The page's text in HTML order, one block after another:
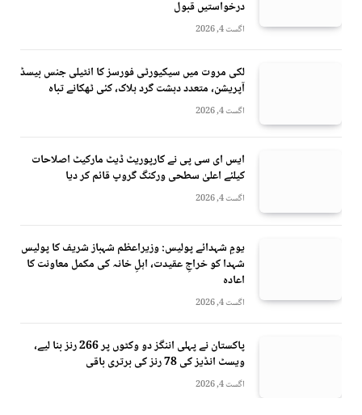
درخواستیں قبول
اگست 4, 2026
لکی مروت میں سیکیورٹی فورسز کا انٹیلی جنس بیسڈ
آپریشن، متعدد دہشت گرد ہلاک، کئی ٹھکانے تباہ
اگست 4, 2026
ایس ای سی پی نے کارپوریٹ ڈیٹ مارکیٹ اصلاحات
کیلئے اعلیٰ سطحی ورکنگ گروپ قائم کر دیا
اگست 4, 2026
یومِ شہدائے پولیس: وزیراعظم شہباز شریف کا پولیس
شہدا کو خراجِ عقیدت، اہلِ خانہ کی مکمل معاونت کا
اعادہ
اگست 4, 2026
پاکستان نے پہلی اننگز دو وکٹوں پر 266 رنز بنا لیے،
ویسٹ انڈیز کی 78 رنز کی برتری باقی
اگست 4, 2026